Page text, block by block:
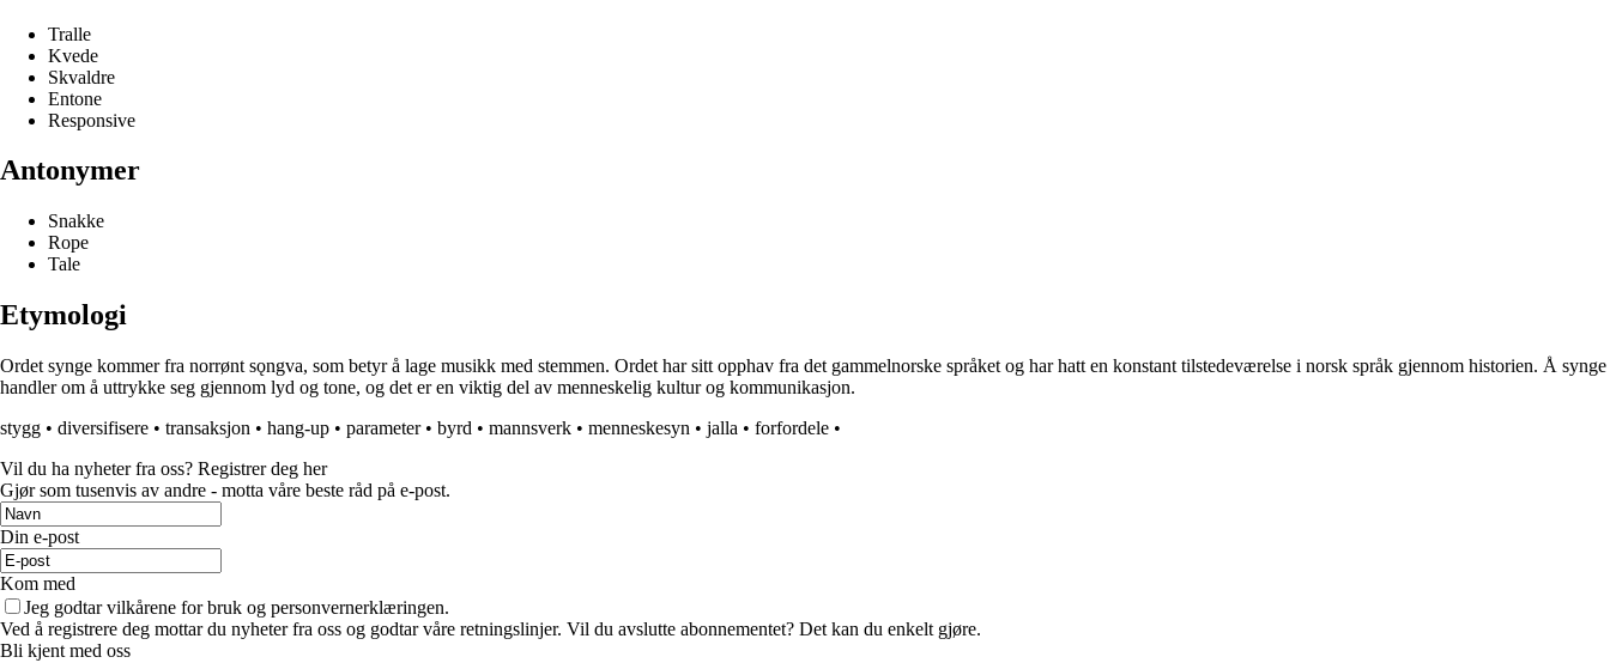
Tralle
Kvede
Skvaldre
Entone
Responsive
Antonymer
Snakke
Rope
Tale
Etymologi
Ordet synge kommer fra norrønt sǫngva, som betyr å lage musikk med stemmen. Ordet har sitt opphav fra det gammelnorske språket og har hatt en konstant tilstedeværelse i norsk språk gjennom historien. Å synge
handler om å uttrykke seg gjennom lyd og tone, og det er en viktig del av menneskelig kultur og kommunikasjon.
stygg • diversifisere • transaksjon • hang-up • parameter• byrd • mannsverk • menneskesyn • jalla • forfordele •
Vil du ha nyheter fra oss? Registrer deg her
Gjør som tusenvis av andre - motta våre beste råd på e-post.
Din e-post
Kom med
Jeg godtar vilkårene for bruk og personvernerklæringen.
Ved å registrere deg mottar du nyheter fra oss og godtar våre retningslinjer. Vil du avslutte abonnementet? Det kan du enkelt gjøre.
Bli kjent med oss